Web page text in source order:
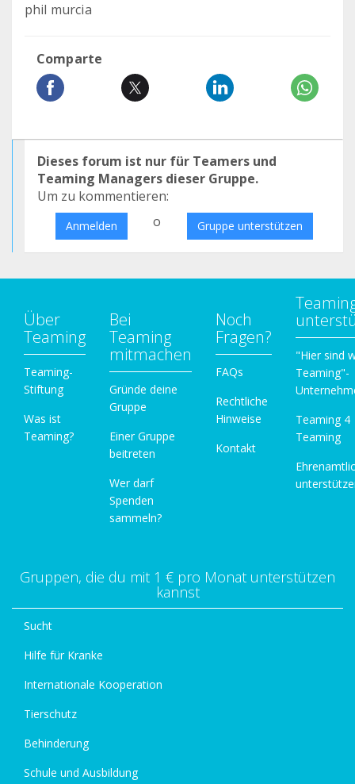
phil murcia
Comparte
Dieses forum ist nur für Teamers und
Teaming Managers dieser Gruppe.
Um zu kommentieren:
Anmelden o Gruppe unterstützen
Über
Teaming
Teaming-
Stiftung
Was ist
Teaming?
Bei
Teaming
mitmachen
Gründe deine
Gruppe
Einer Gruppe
beitreten
Wer darf
Spenden
sammeln?
Noch
Fragen?
FAQs
Rechtliche
Hinweise
Kontakt
"Hier sind
Teaming"-
Teaming 4
Teaming
Gruppen, die du mit 1 € pro Monat unterstützen
kannst
Sucht
Hilfe für Kranke
Internationale Kooperation
Tierschutz
Behinderung
Schule und Ausbildung